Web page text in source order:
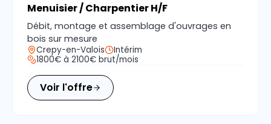
Menuisier / Charpentier H/F
Débit, montage et assemblage d'ouvrages en
bois sur mesure
Crepy-en-Valois
Intérim
1800€ à 2100€ brut/mois
Voir l'offre